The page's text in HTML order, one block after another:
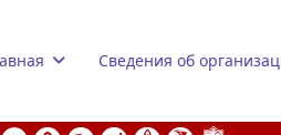
Сведения об